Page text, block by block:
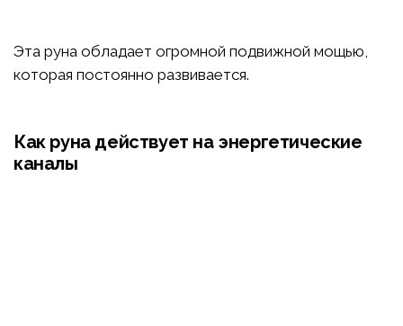
Эта руна обладает огромной подвижной мощью,
которая постоянно развивается.
Как руна действует на энергетические
каналы